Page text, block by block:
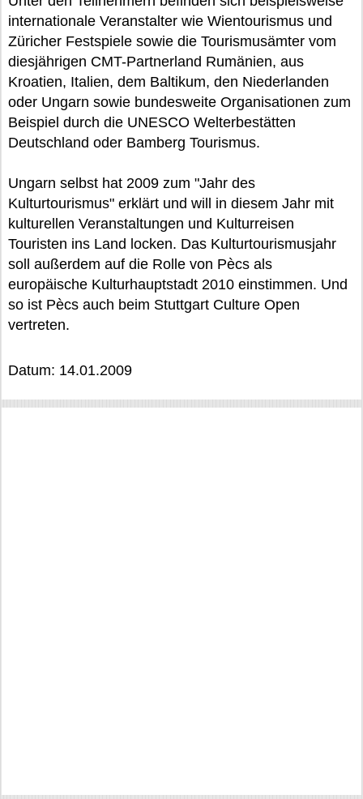
internationale Veranstalter wie Wientourismus und
Züricher Festspiele sowie die Tourismusämter vom
diesjährigen CMT-Partnerland Rumänien, aus
Kroatien, Italien, dem Baltikum, den Niederlanden
oder Ungarn sowie bundesweite Organisationen zum
Beispiel durch die UNESCO Welterbestätten
Deutschland oder Bamberg Tourismus.
Ungarn selbst hat 2009 zum "Jahr des
Kulturtourismus" erklärt und will in diesem Jahr mit
kulturellen Veranstaltungen und Kulturreisen
Touristen ins Land locken. Das Kulturtourismusjahr
soll außerdem auf die Rolle von Pècs als
europäische Kulturhauptstadt 2010 einstimmen. Und
so ist Pècs auch beim Stuttgart Culture Open
vertreten.
Datum: 14.01.2009